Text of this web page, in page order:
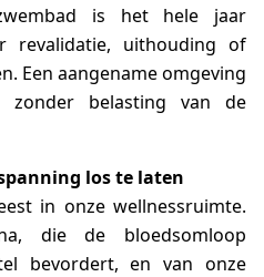
is het hele jaar
revalidatie, uithouding of
Een aangename omgeving
belasting van de
los te laten
in onze wellnessruimte.
die de bloedsomloop
bevordert, en van onze